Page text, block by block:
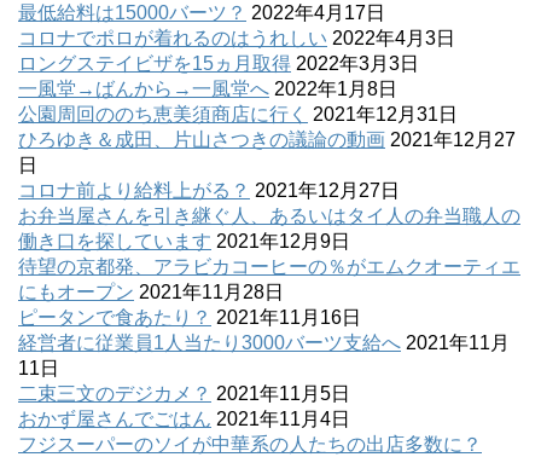
最低給料は15000バーツ？ 2022年4月17日
コロナでポロが着れるのはうれしい 2022年4月3日
ロングステイビザを15ヵ月取得 2022年3月3日
一風堂→ばんから→一風堂へ 2022年1月8日
公園周回ののち恵美須商店に行く
2021年12月31日
ひろゆき＆成田、片山さつきの議論の動画 2021年12月27
日
コロナ前より給料上がる？ 2021年12月27日
お弁当屋さんを引き継ぐ人、あるいはタイ人の弁当職人の
働き口を探しています 2021年12月9日
待望の京都発、アラビカコーヒーの％がエムクオーティエ
にもオープン 2021年11月28日
ピータンで食あたり？ 2021年11月16日
経営者に従業員1人当たり3000バーツ支給へ 2021年11月
11日
二束三文のデジカメ？ 2021年11月5日
おかず屋さんでごはん 2021年11月4日
フジスーパーのソイが中華系の人たちの出店多数に？